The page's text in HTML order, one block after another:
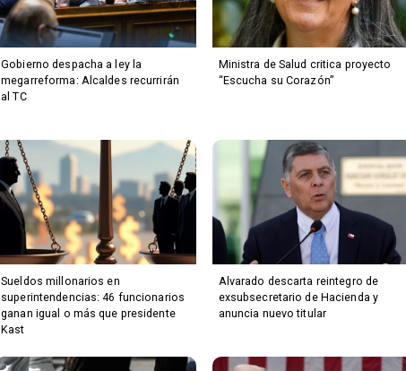
Gobierno despacha a ley la
megarreforma: Alcaldes recurrirán
al TC
Ministra de Salud critica proyecto
“Escucha su Corazón”
Sueldos millonarios en
superintendencias: 46 funcionarios
ganan igual o más que presidente
Kast
Alvarado descarta reintegro de
exsubsecretario de Hacienda y
anuncia nuevo titular